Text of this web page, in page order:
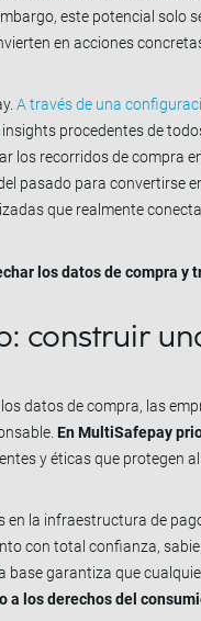
este potencial solo
en acciones
A través de una
procedentes de
los recorridos de compra
pasado para convertirse
que realmente
los datos de compra
construir
datos de compra, las
En MultiSafepay
y éticas que protegen
en la infraestructura de
con total confianza,
base garantiza que
a los derechos del